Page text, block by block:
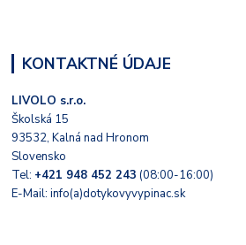
KONTAKTNÉ ÚDAJE
LIVOLO s.r.o.
Školská 15
93532, Kalná nad Hronom
Slovensko
Tel: +421 948 452 243 (08:00-16:00)
E-Mail: info(a)dotykovyvypinac.sk